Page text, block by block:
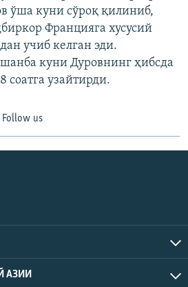
ўша куни сўроқ қилиниб,
Францияга хусусий
учиб келган эди.
куни Дуровнинг ҳибсда
узайтирди.
Follow us
АЗИИ